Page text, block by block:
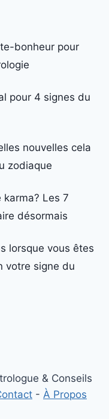
bonheur pour
pour 4 signes du
nouvelles cela
zodiaque
Les 7
désormais
lorsque vous êtes
votre signe du
& Conseils
- À Propos